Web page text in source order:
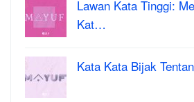
Lawan Kata Tinggi:
Kat…
Kata Kata Bijak